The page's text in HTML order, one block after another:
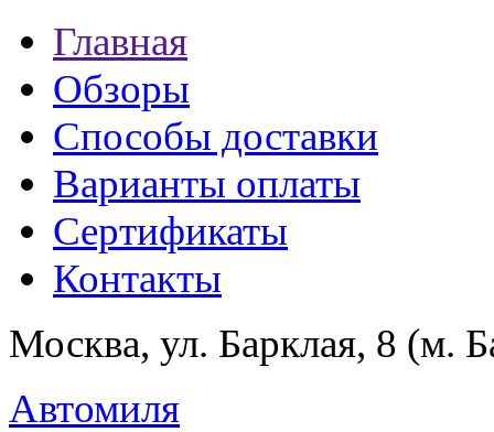
Главная
Обзоры
Способы доставки
Варианты оплаты
Сертификаты
Контакты
Москва, ул. Барклая, 8 (м.
Автомиля